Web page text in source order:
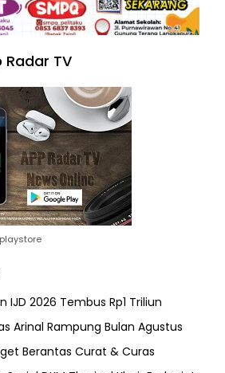
TV
IJD 2026 Tembus Rp1 Triliun
Arinal Rampung Bulan Agustus
Berantas Curat & Curas